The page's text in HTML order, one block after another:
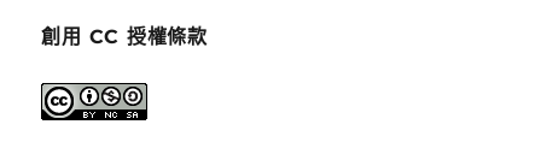
創用 CC 授權條款